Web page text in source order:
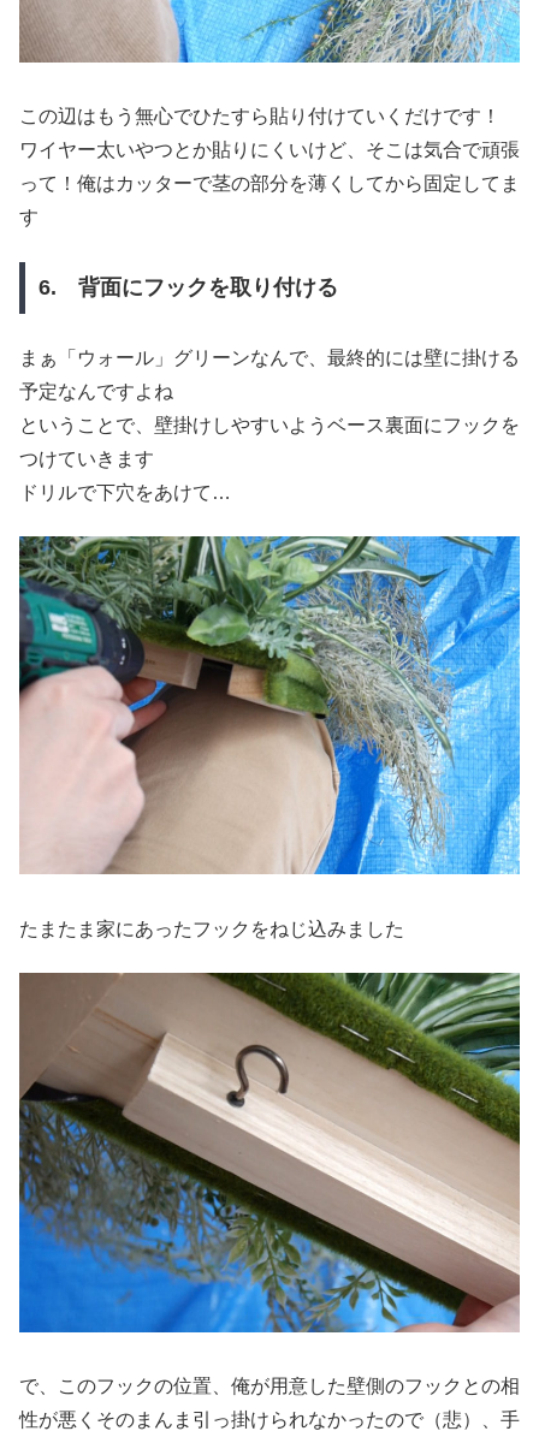
この辺はもう無心でひたすら貼り付けていくだけです！
ワイヤー太いやつとか貼りにくいけど、そこは気合で頑張
って！俺はカッターで茎の部分を薄くしてから固定してま
す
6. 背面にフックを取り付ける
まぁ「ウォール」グリーンなんで、最終的には壁に掛ける
予定なんですよね
ということで、壁掛けしやすいようベース裏面にフックを
つけていきます
ドリルで下穴をあけて…
たまたま家にあったフックをねじ込みました
で、このフックの位置、俺が用意した壁側のフックとの相
性が悪くそのまんま引っ掛けられなかったので（悲）、手